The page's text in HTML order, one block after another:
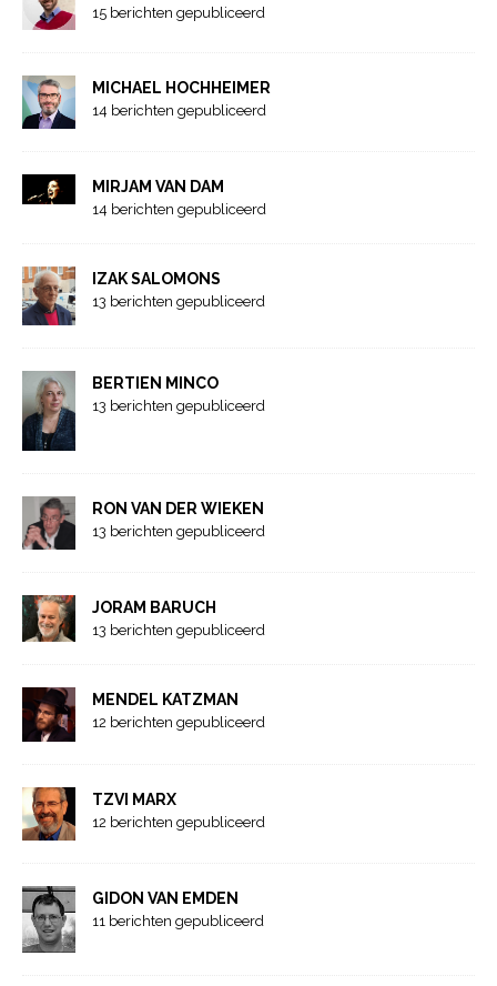
15 berichten gepubliceerd
MICHAEL HOCHHEIMER
14 berichten gepubliceerd
MIRJAM VAN DAM
14 berichten gepubliceerd
IZAK SALOMONS
13 berichten gepubliceerd
BERTIEN MINCO
13 berichten gepubliceerd
RON VAN DER WIEKEN
13 berichten gepubliceerd
JORAM BARUCH
13 berichten gepubliceerd
MENDEL KATZMAN
12 berichten gepubliceerd
TZVI MARX
12 berichten gepubliceerd
GIDON VAN EMDEN
11 berichten gepubliceerd